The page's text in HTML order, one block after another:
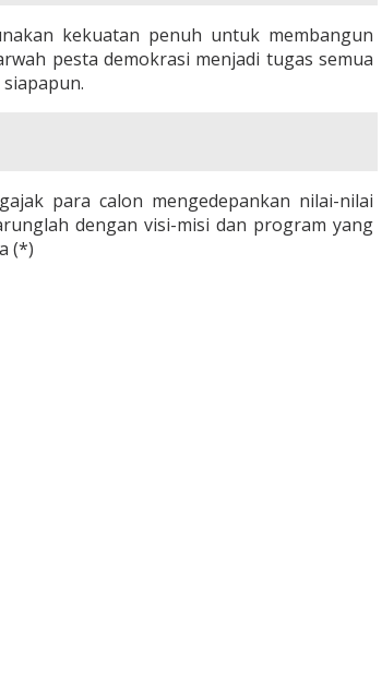
kekuatan penuh untuk membangun
pesta demokrasi menjadi tugas semua
para calon mengedepankan nilai-nilai
dengan visi-misi dan program yang
(*)